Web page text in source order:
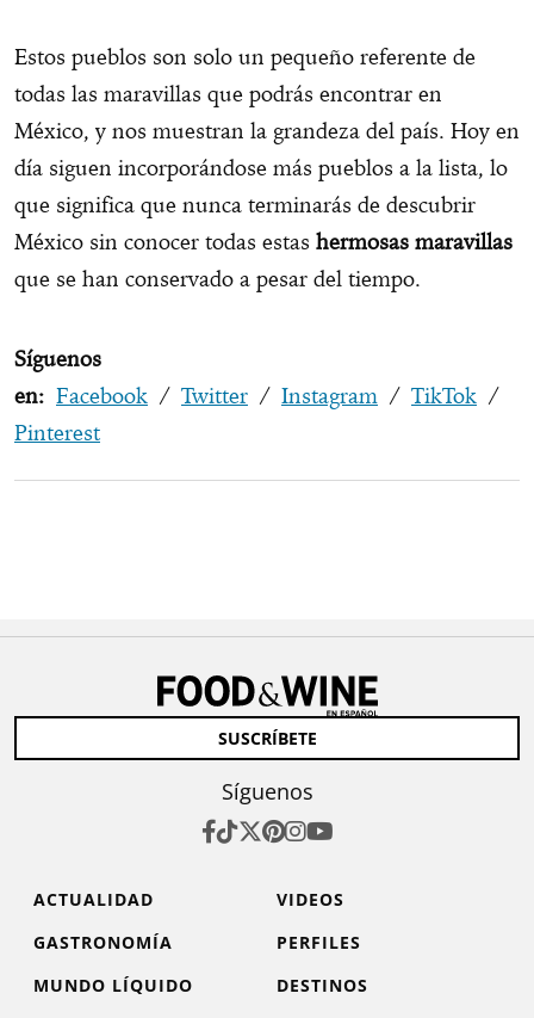
Estos pueblos son solo un pequeño referente de
todas las maravillas que podrás encontrar en
México, y nos muestran la grandeza del país. Hoy en
día siguen incorporándose más pueblos a la lista, lo
que significa que nunca terminarás de descubrir
México sin conocer todas estas hermosas maravillas
que se han conservado a pesar del tiempo.
Síguenos
en: Facebook / Twitter / Instagram / TikTok /
Pinterest
SUSCRÍBETE
Síguenos
ACTUALIDAD
VIDEOS
GASTRONOMÍA
PERFILES
MUNDO LÍQUIDO
DESTINOS